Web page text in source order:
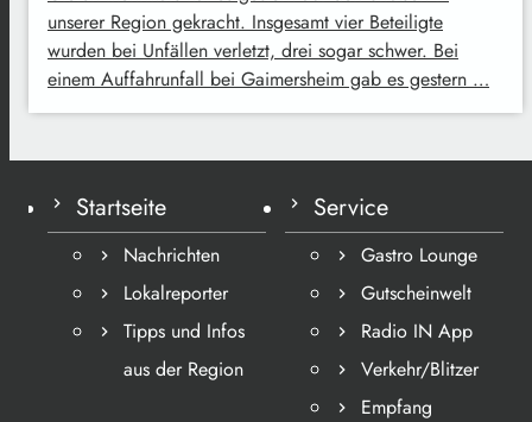
unserer Region gekracht. Insgesamt vier Beteiligte
wurden bei Unfällen verletzt, drei sogar schwer. Bei
einem Auffahrunfall bei Gaimersheim gab es gestern …
Startseite
Nachrichten
Lokalreporter
Tipps und Infos
aus der Region
Service
Gastro Lounge
Gutscheinwelt
Radio IN App
Verkehr/Blitzer
Empfang